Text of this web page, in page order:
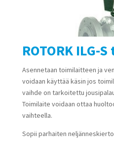
ROTORK ILG-
Asennetaan toimilaitteen ja
voidaan käyttää käsin jos
vaihde on tarkoitettu
Toimilaite voidaan ottaa
vaihteella.
Sopii parhaiten